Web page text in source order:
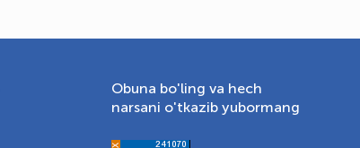
Obuna bo'ling va hech
narsani o'tkazib yubormang